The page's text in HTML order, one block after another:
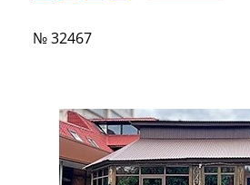
№ 32467